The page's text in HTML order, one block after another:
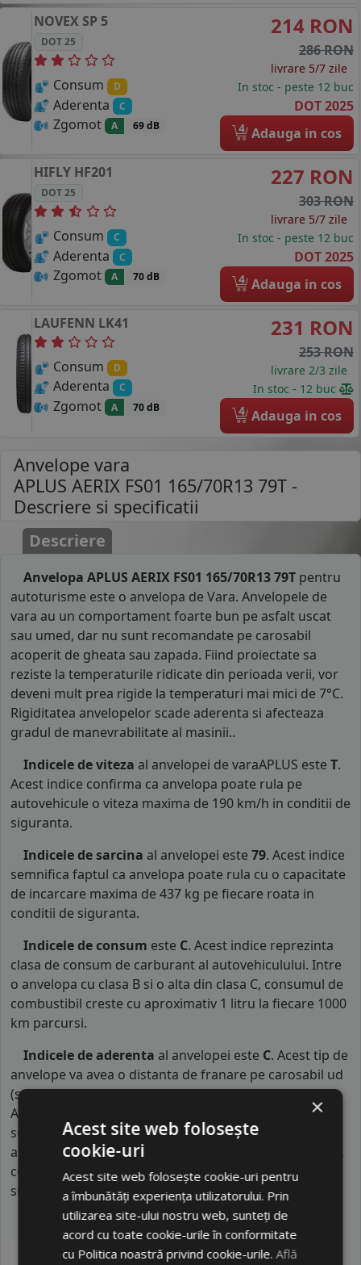
NOVEX SP 5
DOT 25
Consum D
Aderenta C
Zgomot A 69 dB
214 RON
286 RON
livrare 5/7 zile
In stoc - peste 12 buc
DOT 2025
4 Adauga in cos
HIFLY HF201
DOT 25
Consum C
Aderenta C
Zgomot A 70 dB
227 RON
303 RON
livrare 5/7 zile
In stoc - peste 12 buc
DOT 2025
4 Adauga in cos
LAUFENN LK41
Consum D
Aderenta C
Zgomot A 70 dB
231 RON
253 RON
livrare 2/3 zile
In stoc - 12 buc
4 Adauga in cos
Anvelope vara
APLUS AERIX FS01 165/70R13 79T -
Descriere si specificatii
Descriere
Anvelopa APLUS AERIX FS01 165/70R13 79T pentru
autoturisme este o anvelopa de Vara. Anvelopele de
vara au un comportament foarte bun pe asfalt uscat
sau umed, dar nu sunt recomandate pe carosabil
acoperit de gheata sau zapada. Fiind proiectate sa
reziste la temperaturile ridicate din perioada verii, vor
deveni mult prea rigide la temperaturi mai mici de 7°C.
Rigiditatea anvelopelor scade aderenta si afecteaza
gradul de manevrabilitate al masinii..
Indicele de viteza al anvelopei de varaAPLUS este T.
Acest indice confirma ca anvelopa poate rula pe
autovehicule o viteza maxima de 190 km/h in conditii de
siguranta.
Indicele de sarcina al anvelopei este 79. Acest indice
semnifica faptul ca anvelopa poate rula cu o capacitate
de incarcare maxima de 437 kg pe fiecare roata in
conditii de siguranta.
Indicele de consum este C. Acest indice reprezinta
clasa de consum de carburant al autovehiculului. Intre
o anvelopa cu clasa B si o alta din clasa C, consumul de
combustibil creste cu aproximativ 1 litru la fiecare 1000
km parcursi.
Indicele de aderenta al anvelopei este C. Acest tip de
anvelope va avea o distanta de franare pe carosabil ud
(strat de apa intre 0.5 mm si 1.5 mm) cu 4 anvelope cu
ABS ruland cu 80 km/h, mai mare decat clasele
superioare. Intre o anvelopa din clasa de franare C si
alta din clasa E este o diferenta de aproximativ 9 metri,
contribuind astfel, la o siguranta mai mare a soferului
si participantilor din trafic.
×
Acest site web folosește
cookie-uri
Acest site web folosește cookie-uri pentru
a îmbunătăți experiența utilizatorului. Prin
utilizarea site-ului nostru web, sunteți de
acord cu toate cookie-urile în conformitate
cu Politica noastră privind cookie-urile.Află